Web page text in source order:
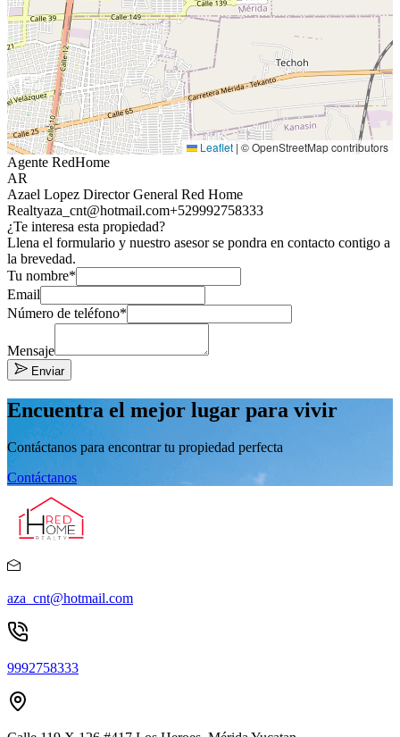
Leaflet | © OpenStreetMap contributors
Agente RedHome
AR
Azael Lopez Director General Red Home
Realtyaza_cnt@hotmail.com+529992758333
¿Te interesa esta propiedad?
Llena el formulario y nuestro asesor se pondra en contacto contigo a
la brevedad.
Tu nombre*
Email
Número de teléfono*
Mensaje
Enviar
Encuentra el mejor lugar para vivir
Contáctanos para encontrar tu propiedad perfecta
Contáctanos
aza_cnt@hotmail.com
9992758333